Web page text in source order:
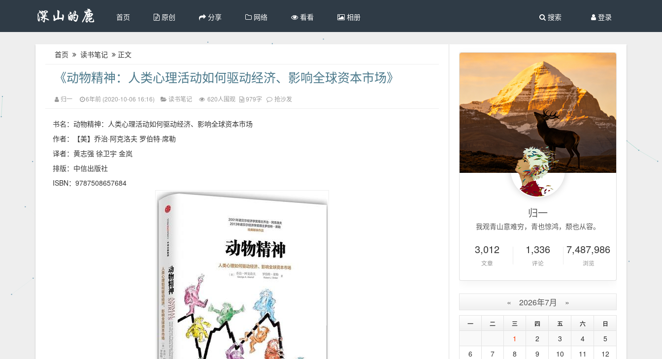
首页 原创 分享 网络 看看 相册 登录
搜索
首页 读书笔记 正文
《动物精神：人类心理活动如何驱动经济、影响全球资本市场》
归一 6年前 (2020-10-06 16:16) 读书笔记 620人围观 979字 抢沙发
书名：动物精神：人类心理活动如何驱动经济、影响全球资本市场
作者：【美】乔治·阿克洛夫 罗伯特·席勒
译者：黄志强 徐卫宇 金岚
排版：中信出版社
ISBN：9787508657684
归一
我观青山意难穷，青也惊鸿，颓也从容。
3,012
文章
1,336
评论
7,487,986
浏览
« 2026年7月 »
一 二 三 四 五 六 日
1 2 3 4
5
6
7 8 9 10 11
12